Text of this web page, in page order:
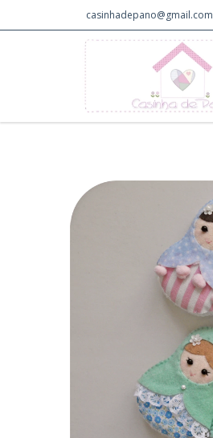
casinhadepano@gmail.com